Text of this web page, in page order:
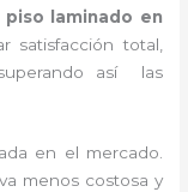
laminado en
satisfacción total,
así las
en el mercado.
menos costosa y